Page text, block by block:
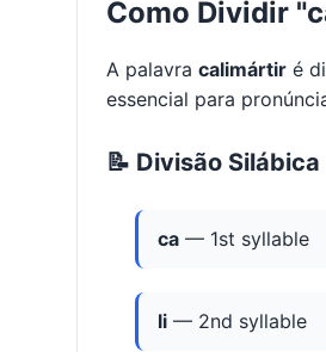
Como Dividir
A palavra calimártir é
essencial para
📝 Divisão Silábica
ca — 1st syllable
li — 2nd syllable